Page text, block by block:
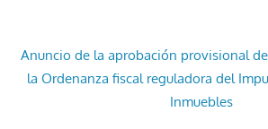
Anuncio de la aprobación provisional
la Ordenanza fiscal reguladora del
Inmuebles